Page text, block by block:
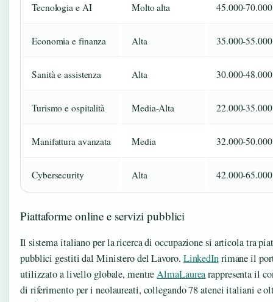
Tecnologia e AI Molto alta 45.000-
Economia e finanza Alta 35.000-
Sanità e assistenza Alta 30.000-
Turismo e ospitalità Media-Alta 22.000-
Manifattura avanzata Media 32.000-
Cybersecurity Alta 42.000-
Piattaforme online e servizi pubblici
Il sistema italiano per la ricerca di occupazione si articola tra
pubblici gestiti dal Ministero del Lavoro. LinkedInrimane il
utilizzato a livello globale, mentreAlmaLaurearappresenta il
di riferimento per i neolaureati, collegando 78 atenei italiani e